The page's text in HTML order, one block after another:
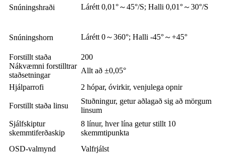
Snúningshraði Lárétt 0,01°～45°/S; Halli 0,01°～30°/S
Snúningshorn Lárétt 0～360°; Halli -45°～+45°
Forstillt staða
200
Nákvæmni forstilltrar
staðsetningar
Allt að ±0,05°
Hjálparrofi
2 hópar, óvirkir, venjulega opnir
Forstillt staða linsu
Stuðningur, getur aðlagað sig að mörgum
linsum
Sjálfskiptur
skemmtiferðaskip
8 línur, hver lína getur stillt 10
skemmtipunkta
OSD-valmynd
Valfrjálst